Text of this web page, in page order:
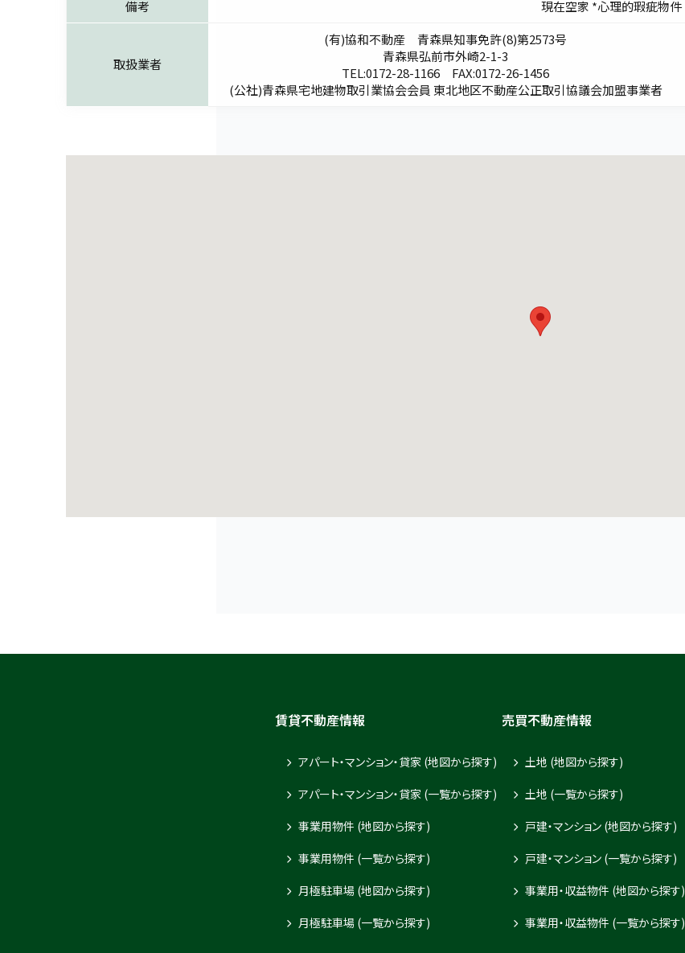
備考
現在空家 *心理的瑕疵物件
取扱業者
(有)協和不動産 青森県知事免許(8)第2573号
青森県弘前市外崎2-1-3
TEL:0172-28-1166 FAX:0172-26-1456
(公社)青森県宅地建物取引業協会会員 東北地区不動産公正取引協議会加盟事業者
賃貸不動産情報
アパート・マンション・貸家 (地図から探す)
アパート・マンション・貸家 (一覧から探す)
事業用物件 (地図から探す)
事業用物件 (一覧から探す)
月極駐車場 (地図から探す)
月極駐車場 (一覧から探す)
売買不動産情報
土地 (地図から探す)
土地 (一覧から探す)
戸建・マンション (地図から探す)
戸建・マンション (一覧から探す)
事業用・収益物件 (地図から探す)
事業用・収益物件 (一覧から探す)